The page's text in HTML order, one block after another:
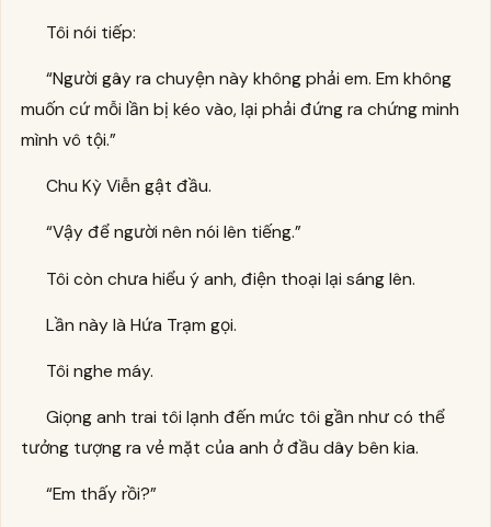
Tôi nói tiếp:
“Người gây ra chuyện này không phải em. Em không
muốn cứ mỗi lần bị kéo vào, lại phải đứng ra chứng minh
mình vô tội.”
Chu Kỳ Viễn gật đầu.
“Vậy để người nên nói lên tiếng.”
Tôi còn chưa hiểu ý anh, điện thoại lại sáng lên.
Lần này là Hứa Trạm gọi.
Tôi nghe máy.
Giọng anh trai tôi lạnh đến mức tôi gần như có thể
tưởng tượng ra vẻ mặt của anh ở đầu dây bên kia.
“Em thấy rồi?”